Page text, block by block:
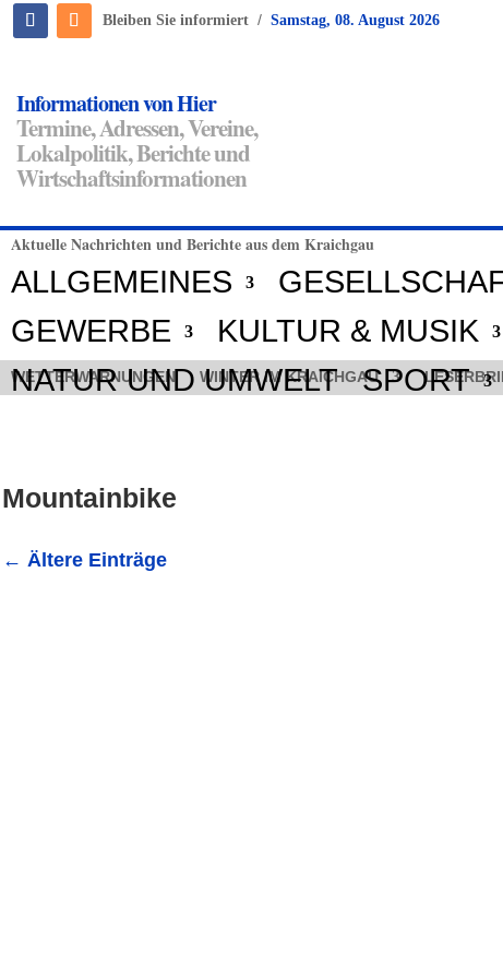
Bleiben Sie informiert / Samstag, 08. August 2026
Informationen von Hier
Termine, Adressen, Vereine,
Lokalpolitik, Berichte und
Wirtschaftsinformationen
Aktuelle Nachrichten und Berichte aus dem Kraichgau
ALLGEMEINES
GEWERBE
KULTUR & MUSIK
NATUR UND UMWELT
SPORT
WETTERWARNUNGEN WINTER IM KRAICHGAU
Mountainbike
← Ältere Einträge